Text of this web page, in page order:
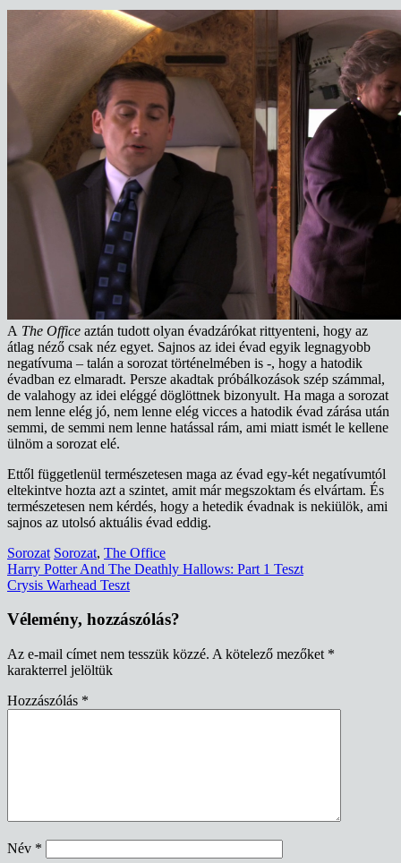
A The Office aztán tudott olyan évadzárókat rittyenteni, hogy az
átlag néző csak néz egyet. Sajnos az idei évad egyik legnagyobb
negatívuma – talán a sorozat történelmében is -, hogy a hatodik
évadban ez elmaradt. Persze akadtak próbálkozások szép számmal,
de valahogy az idei eléggé döglöttnek bizonyult. Ha maga a sorozat
nem lenne elég jó, nem lenne elég vicces a hatodik évad zárása után
semmi, de semmi nem lenne hatással rám, ami miatt ismét le kellene
ülnöm a sorozat elé.
Ettől függetlenül természetesen maga az évad egy-két negatívumtól
eltekintve hozta azt a szintet, amit már megszoktam és elvártam. És
természetesen nem kérdés, hogy a hetedik évadnak is nekiülök, ami
sajnos az utolsó aktuális évad eddig.
Sorozat Sorozat, The Office
Bejegyzés
navigáció
Harry Potter And The Deathly Hallows: Part 1 Teszt
Crysis Warhead Teszt
Vélemény, hozzászólás?
Az e-mail címet nem tesszük közzé. A kötelező mezőket *
karakterrel jelöltük
Hozzászólás *
Név *